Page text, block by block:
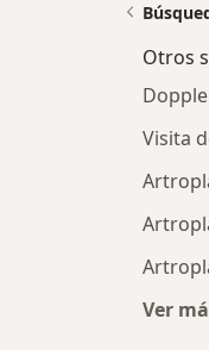
Otros
Visita
Ver